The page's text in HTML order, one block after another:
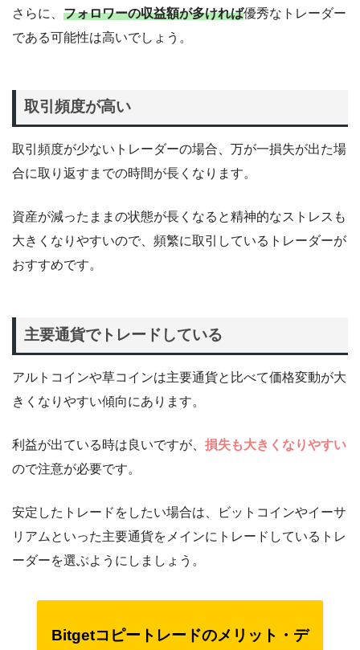
さらに、 フォロワーの収益額が多ければ優秀なトレーダー
である可能性は高いでしょう。
取引頻度が高い
取引頻度が少ないトレーダーの場合、万が一損失が出た場
合に取り返すまでの時間が長くなります。
資産が減ったままの状態が長くなると精神的なストレスも
大きくなりやすいので、頻繁に取引しているトレーダーが
おすすめです。
主要通貨でトレードしている
アルトコインや草コインは主要通貨と比べて価格変動が大
きくなりやすい傾向にあります。
利益が出ている時は良いですが、 損失も大きくなりやすい
ので注意が必要です。
安定したトレードをしたい場合は、ビットコインやイーサ
リアムといった主要通貨をメインにトレードしているトレ
ーダーを選ぶようにしましょう。
Bitgetコピートレードのメリット・デ